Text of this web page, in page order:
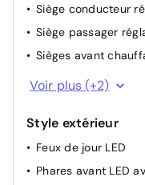
Éclairage de lecture
Prise 12V à l’avant
Dégivrage de la
Android Auto
Système de
Écran conducteur 7
Siège conducteur
Siège passager
Sièges avant
Sellerie tissu /
Voir plus (+2)
Style extérieur
Feux de jour LED
Phares avant LED